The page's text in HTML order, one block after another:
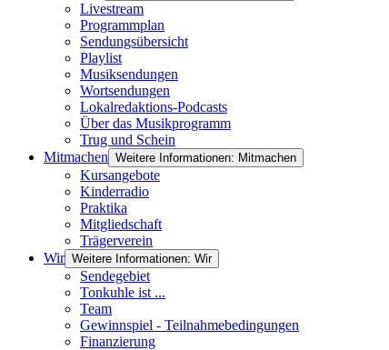
Livestream
Programmplan
Sendungsübersicht
Playlist
Musiksendungen
Wortsendungen
Lokalredaktions-Podcasts
Über das Musikprogramm
Trug und Schein
Mitmachen Weitere Informationen: Mitmachen
Kursangebote
Kinderradio
Praktika
Mitgliedschaft
Trägerverein
Wir Weitere Informationen: Wir
Sendegebiet
Tonkuhle ist ...
Team
Gewinnspiel - Teilnahmebedingungen
Finanzierung